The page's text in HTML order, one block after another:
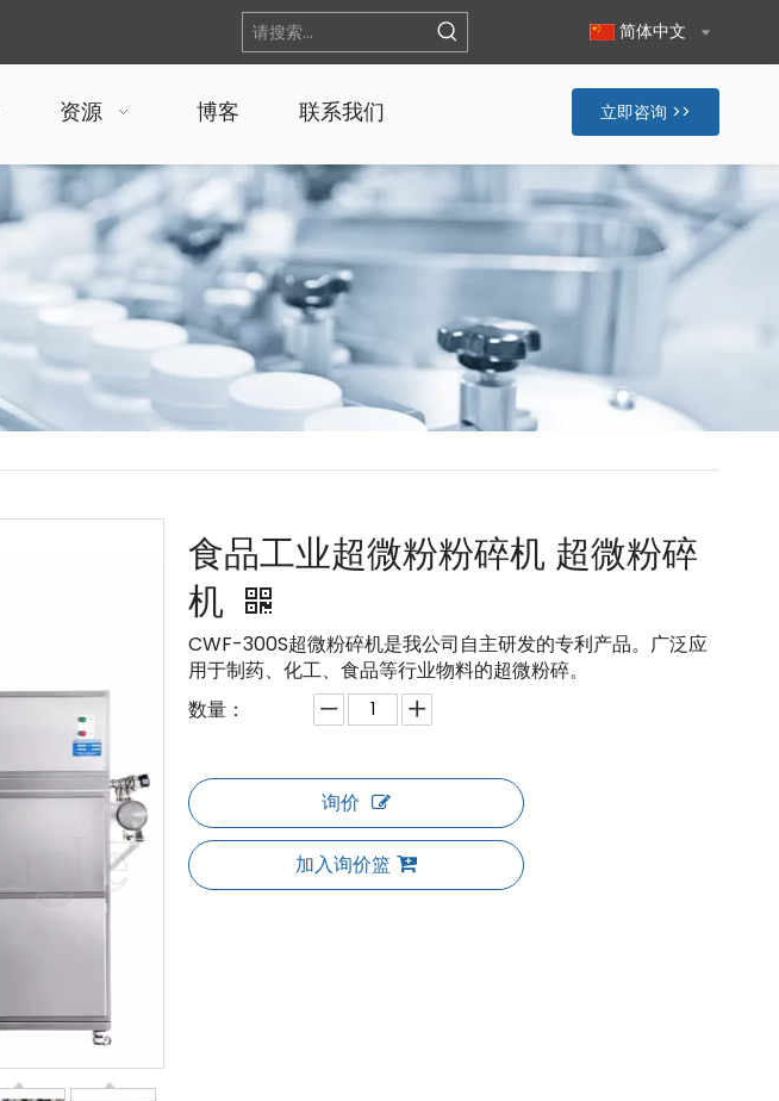
简体中文
资源 博客 联系我们 立即咨询 >>
食品工业超微粉粉碎机 超微粉碎
机
CWF-300S超微粉碎机是我公司自主研发的专利产品。广泛应
用于制药、化工、食品等行业物料的超微粉碎。
数量：
询价
加入询价篮